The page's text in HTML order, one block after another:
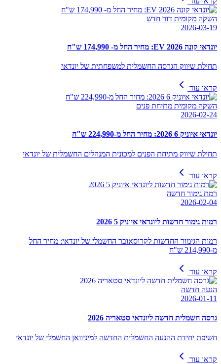
השקה מקומית דור חדש
2026-03-19
יונדאי קונה EV 2026: מחיר החל מ- 174,990 ש"ח
תחילת שיווק הגרסה החשמלית למשפחתית של יונדאי
קראו עוד
השקה מקומית מתיחת פנים
2026-02-24
יונדאי איוניק 6 2026: מחיר החל מ-224,990 ש"ח
תחילת שיווק מתיחת הפנים למכונית המנהלים החשמלית של יונדאי
קראו עוד
רמת גימור חדשה
2026-02-04
רמות גימור חדשות ליונדאי איוניק 5 2026
רמות הגימור החדשות לקרוסאובר החשמלי של יונדאי: מחיר החל
מ-214,990 ש"ח
קראו עוד
הנעה חדשה
2026-01-11
גרסה חשמלית חדשה ליונדאי סטאריה 2026
חשיפת יחידת ההנעה החשמלית החדשה למיניוואן החשמלי של יונדאי
קראו עוד